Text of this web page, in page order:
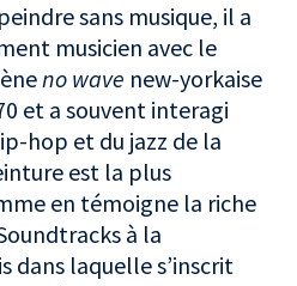
sans musique, il a
musicien avec le
no wave new-yorkaise
et a souvent interagi
hop et du jazz de la
est la plus
en témoigne la riche
à la
dans laquelle s’inscrit